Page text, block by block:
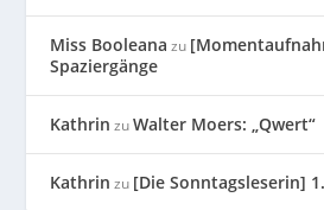
Miss Booleana zu
Spaziergänge
Kathrin zuWalter Moers: „Qwert“
Kathrin zu [Die Sonntagsleserin]